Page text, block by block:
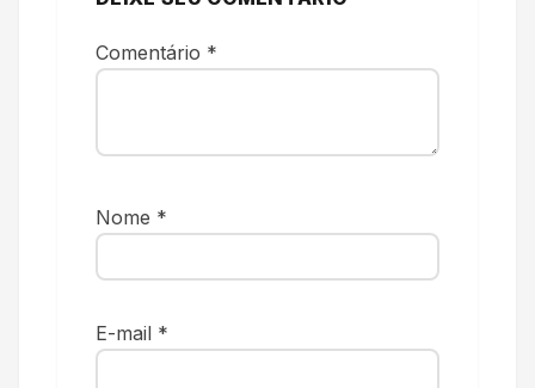
Comentário *
Nome *
E-mail *